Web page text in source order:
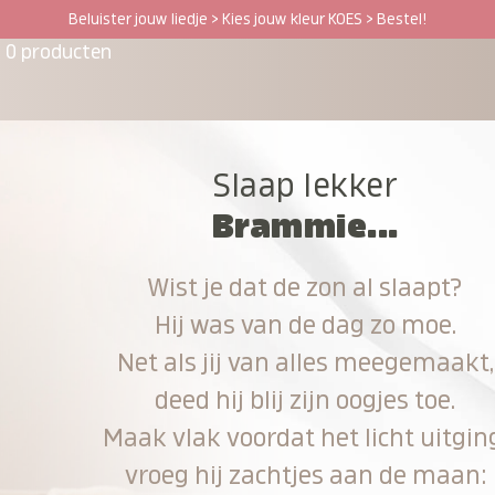
Beluister jouw liedje > Kies jouw kleur KOES > Bestel!
0 producten
Slaap lekker
Brammie...
Wist je dat de zon al slaapt?
Hij was van de dag zo moe.
Net als jij van alles meegemaakt,
deed hij blij zijn oogjes toe.
Maak vlak voordat het licht
vroeg hij zachtjes aan de maan: